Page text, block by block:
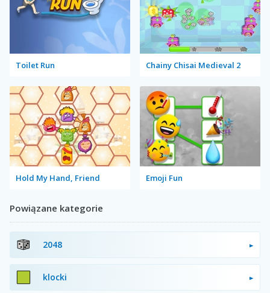
Toilet Run Chainy Chisai Medieval 2
Hold My Hand, Friend Emoji Fun
Powiązane kategorie
2048
klocki